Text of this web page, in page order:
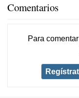
Comentarios
Para